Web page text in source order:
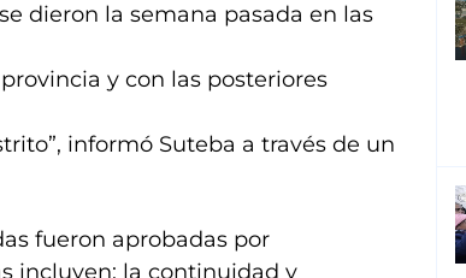
dieron la semana pasada en las
y con las posteriores
informó Suteba a través de un
fueron aprobadas por
incluyen: la continuidad y